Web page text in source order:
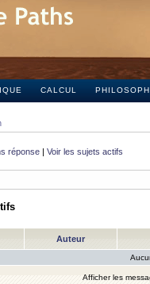
CALCUL
réponse | Voir les sujets actifs
Auteur
Afficher les